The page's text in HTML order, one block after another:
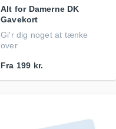
Alt for Damerne DK
Gavekort
Gi'r dig noget at tænke
over
Fra 199 kr.